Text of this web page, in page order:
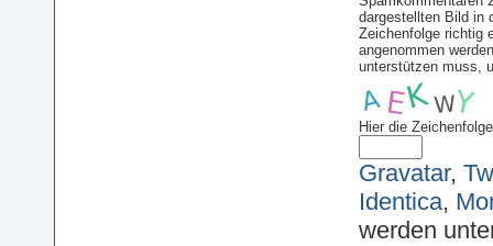
dargestellten Bild in
Zeichenfolge richtig
angenommen
unterstützen muss,
Hier die
Gravatar,
Identica,
werden